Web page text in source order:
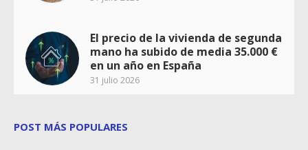
El precio de la vivienda de segunda
mano ha subido de media 35.000 €
en un año en España
31 julio 2026
POST MÁS POPULARES